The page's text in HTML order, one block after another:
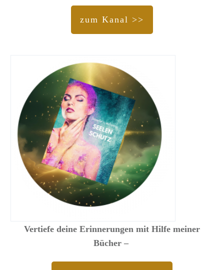
zum Kanal >>
Vertiefe deine Erinnerungen mit Hilfe meiner
Bücher –